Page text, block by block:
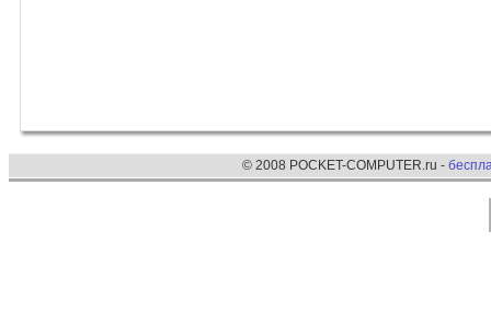
© 2008 POCKET-COMPUTER.ru -